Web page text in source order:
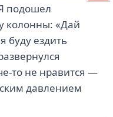
подошел
колонны: «Дай
ездить
то не нравится —
давлением